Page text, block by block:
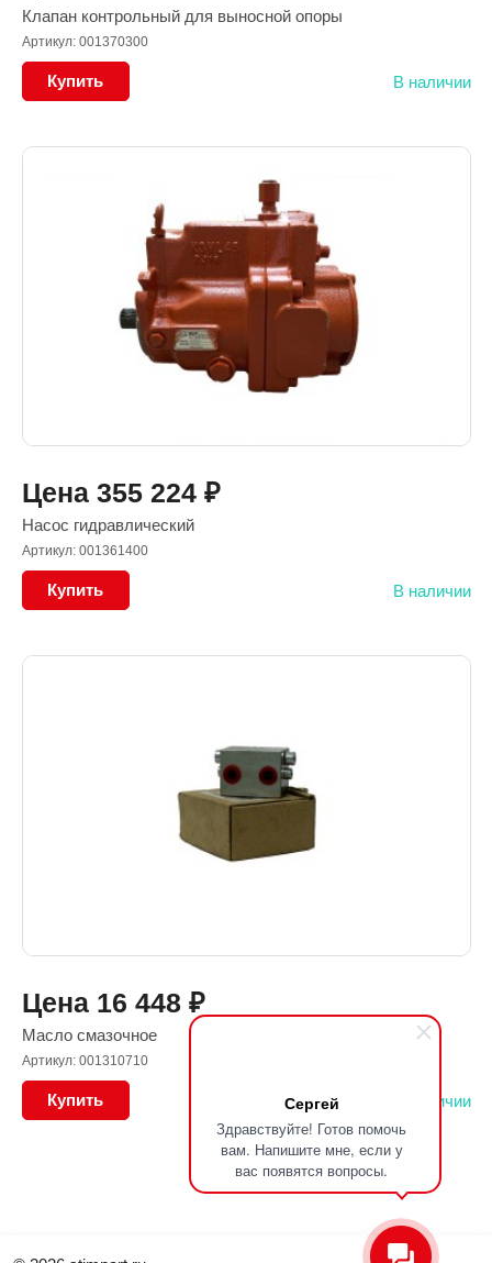
Сергей
Здравствуйте! Готов помочь
вам. Напишите мне, если у
вас появятся вопросы.
Клапан контрольный для выносной опоры
Артикул: 001370300
Купить В наличии
Цена 355 224 ₽
Насос гидравлический
Артикул: 001361400
Купить В наличии
Цена 16 448 ₽
Масло смазочное
Артикул: 001310710
Купить В наличии